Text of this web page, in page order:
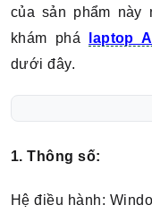
của sản phẩm này
khám phá
laptop
dưới đây.
1. Thông số:
Hệ điều hành: